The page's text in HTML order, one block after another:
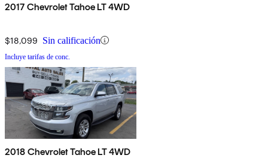
2017 Chevrolet Tahoe LT 4WD
$18,099 Sin calificación
Incluye tarifas de conc.
2018 Chevrolet Tahoe LT 4WD